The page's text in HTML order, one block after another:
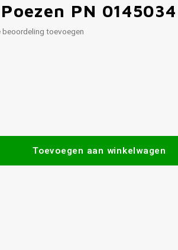
PN 0145034
beoordeling toevoegen
Toevoegen aan winkelwagen